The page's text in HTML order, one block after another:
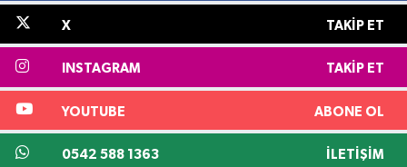
X TAKIP ET
INSTAGRAM TAKIP ET
YOUTUBE ABONE OL
0542 588 1363 İLETIŞIM